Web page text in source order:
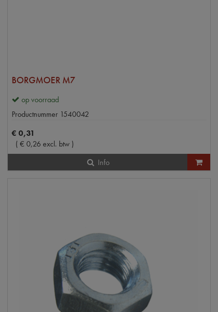
BORGMOER M7
op voorraad
Productnummer 1540042
€ 0,31
( €0,26 excl. btw )
Info